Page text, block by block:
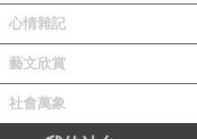
商品訊息簡述
心情雜記
藝文欣賞
社會萬象